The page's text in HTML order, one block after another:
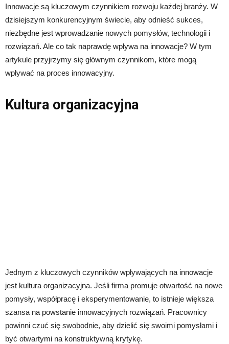
Innowacje są kluczowym czynnikiem rozwoju każdej branży. W
dzisiejszym konkurencyjnym świecie, aby odnieść sukces,
niezbędne jest wprowadzanie nowych pomysłów, technologii i
rozwiązań. Ale co tak naprawdę wpływa na innowacje? W tym
artykule przyjrzymy się głównym czynnikom, które mogą
wpływać na proces innowacyjny.
Kultura organizacyjna
Jednym z kluczowych czynników wpływających na innowacje
jest kultura organizacyjna. Jeśli firma promuje otwartość na nowe
pomysły, współpracę i eksperymentowanie, to istnieje większa
szansa na powstanie innowacyjnych rozwiązań. Pracownicy
powinni czuć się swobodnie, aby dzielić się swoimi pomysłami i
być otwartymi na konstruktywną krytykę.